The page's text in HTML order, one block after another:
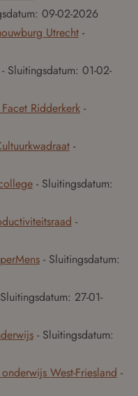
09-02-2026
Utrecht -
- Sluitingsdatum: 01-02-
Ridderkerk -
-
- Sluitingsdatum:
-
- Sluitingsdatum:
27-01-
- Sluitingsdatum:
West-Friesland -